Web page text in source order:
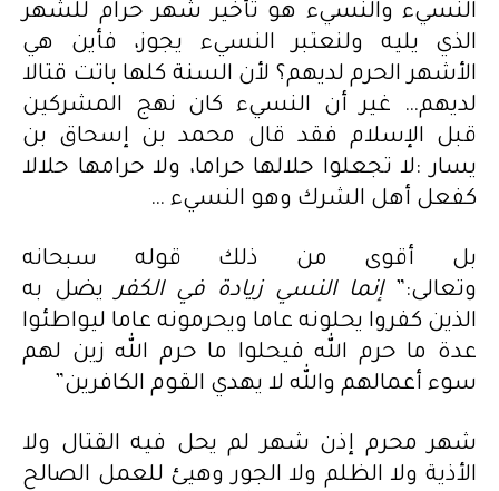
النسيء والنسيء هو تأخير شهر حرام للشهر
الذي يليه ولنعتبر النسيء يجوز، فأين هي
الأشهر الحرم لديهم؟ لأن السنة كلها باتت قتالا
لديهم… غير أن النسيء كان نهج المشركين
قبل الإسلام فقد قال محمد بن إسحاق بن
يسار :لا تجعلوا حلالها حراما، ولا حرامها حلالا
كفعل أهل الشرك وهو النسيء …
بل أقوى من ذلك قوله سبحانه
وتعالى:”إنما النسي زيادة في الكفر يضل به
الذين كفروا يحلونه عاما ويحرمونه عاما ليواطئوا
عدة ما حرم الله فيحلوا ما حرم الله زين لهم
سوء أعمالهم والله لا يهدي القوم الكافرين”
شهر محرم إذن شهر لم يحل فيه القتال ولا
الأذية ولا الظلم ولا الجور وهيئ للعمل الصالح